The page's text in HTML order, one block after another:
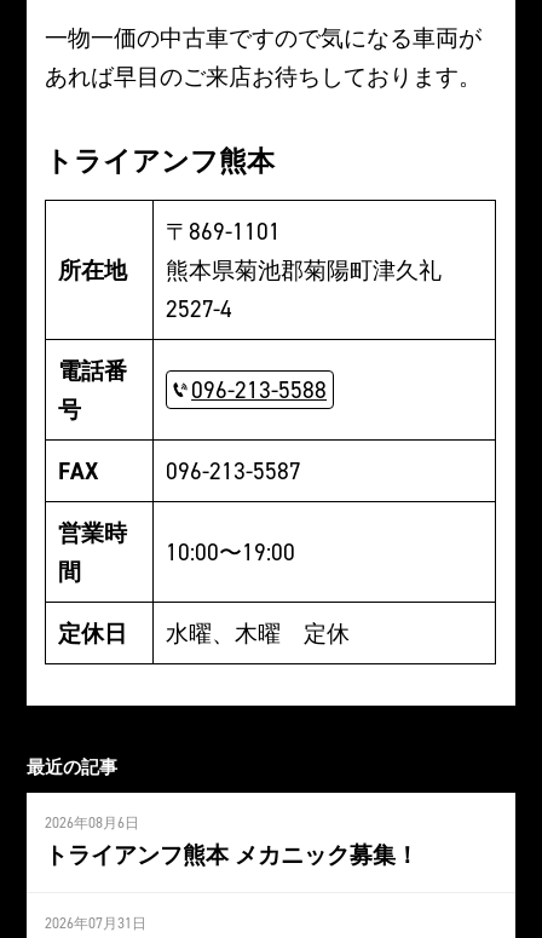
一物一価の中古車ですので気になる車両が
あれば早目のご来店お待ちしております。
トライアンフ熊本
所在地
〒869-1101
熊本県菊池郡菊陽町津久礼
2527-4
電話番
号
096-213-5588
FAX
096-213-5587
営業時
間
10:00〜19:00
定休日 水曜、木曜 定休
最近の記事
2026年08月6日
トライアンフ熊本 メカニック募集！
2026年07月31日